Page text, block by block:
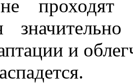
проходят
и